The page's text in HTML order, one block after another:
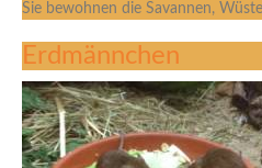
Sie bewohnen die Savannen,
Erdmännchen